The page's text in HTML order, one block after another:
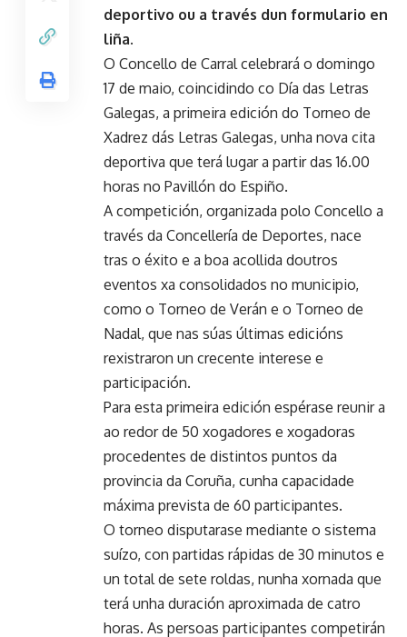
deportivo ou a través dun formulario en
liña.
O Concello de Carral celebrará o domingo
17 de maio, coincidindo co Día das Letras
Galegas, a primeira edición do Torneo de
Xadrez dás Letras Galegas, unha nova cita
deportiva que terá lugar a partir das 16.00
horas no Pavillón do Espiño.
A competición, organizada polo Concello a
través da Concellería de Deportes, nace
tras o éxito e a boa acollida doutros
eventos xa consolidados no municipio,
como o Torneo de Verán e o Torneo de
Nadal, que nas súas últimas edicións
rexistraron un crecente interese e
participación.
Para esta primeira edición espérase reunir a
ao redor de 50 xogadores e xogadoras
procedentes de distintos puntos da
provincia da Coruña, cunha capacidade
máxima prevista de 60 participantes.
O torneo disputarase mediante o sistema
suízo, con partidas rápidas de 30 minutos e
un total de sete roldas, nunha xornada que
terá unha duración aproximada de catro
horas. As persoas participantes competirán